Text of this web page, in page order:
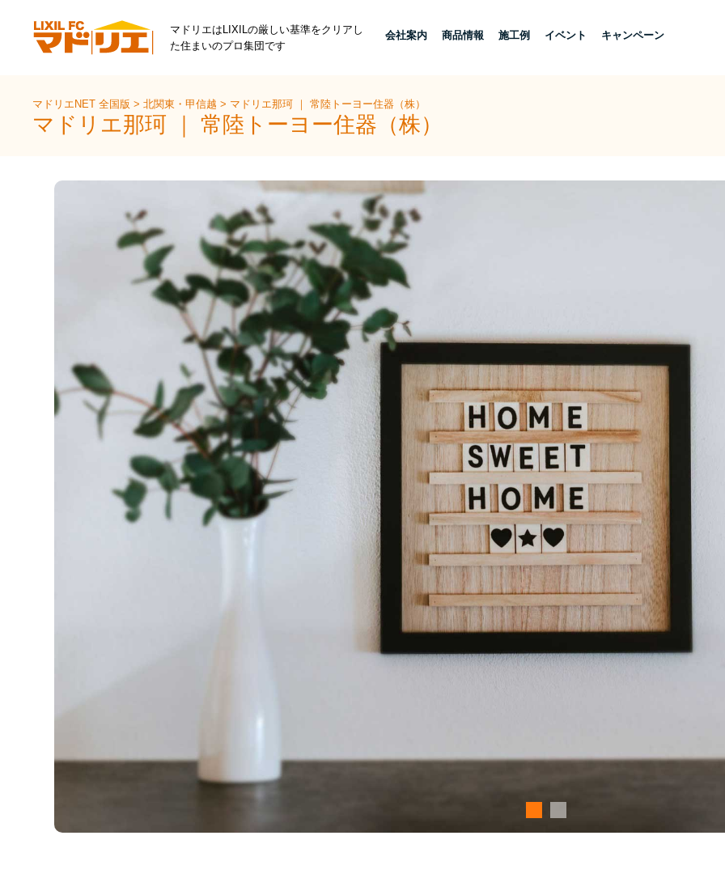
マドリエはLIXILの厳しい基準をクリアし
た住まいのプロ集団です
会社案内 商品情報 施工例 イベント キャンペーン
マドリエNET 全国版>北関東・甲信越> マドリエ那珂 ｜ 常陸トーヨー住器（株）
マドリエ那珂 ｜ 常陸トーヨー住器（株）